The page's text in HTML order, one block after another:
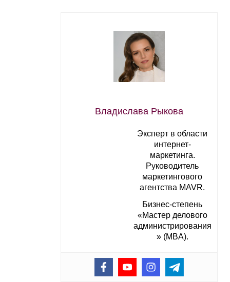
Владислава Рыкова
Эксперт в области
интернет-
маркетинга.
Руководитель
маркетингового
агентства MAVR.
Бизнес-степень
«Мастер делового
администрирования
» (MBA).